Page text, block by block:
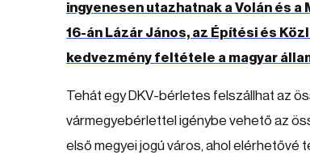
ingyenesen utazhatnak a Volán és
16-án Lázár János, az Építési és
kedvezmény feltétele a magyar
Tehát egy DKV-bérletes felszállhat az
vármegyebérlettel igénybe vehető az
első megyei jogú város, ahol elérhetővé